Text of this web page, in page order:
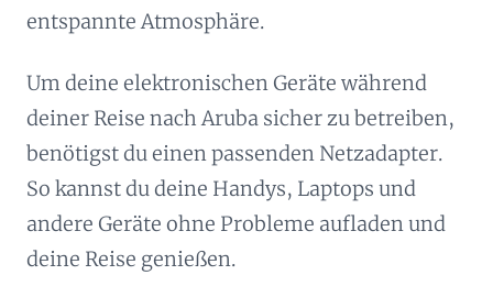
entspannte Atmosphäre.
Um deine elektronischen Geräte während
deiner Reise nach Aruba sicher zu betreiben,
benötigst du einen passenden Netzadapter.
So kannst du deine Handys, Laptops und
andere Geräte ohne Probleme aufladen und
deine Reise genießen.